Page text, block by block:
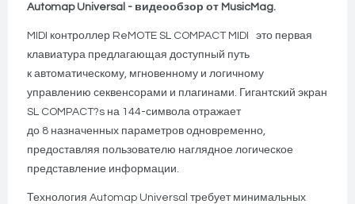
Automap Universal - видеообзор от MusicMag.
MIDI контроллер ReMOTE SL COMPACT MIDI это первая
клавиатура предлагающая доступный путь
к автоматическому, мгновенному и логичному
управлению секвенсорами и плагинами. Гигантский экран
SL COMPACT?s на 144-символа отражает
до 8 назначенных параметров одновременно,
предоставляя пользователю наглядное логическое
представление информации.
Технология Automap Universal требует минимальных